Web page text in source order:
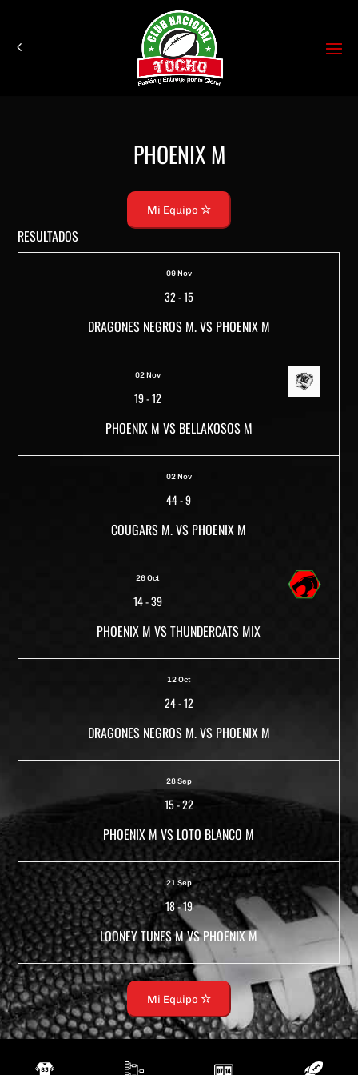
PHOENIX M
Mi Equipo
RESULTADOS
09 Nov
32-15
DRAGONES NEGROS M. VS PHOENIX M
02 Nov
19-12
PHOENIX M VS BELLAKOSOS M
02 Nov
44-9
COUGARS M. VS PHOENIX M
26 Oct
14-39
PHOENIX M VS THUNDERCATS MIX
12 Oct
24-12
DRAGONES NEGROS M. VS PHOENIX M
28 Sep
15-22
PHOENIX M VS LOTO BLANCO M
21 Sep
18-19
LOONEY TUNES M VS PHOENIX M
Mi Equipo